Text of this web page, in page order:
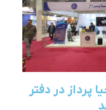
پرداز در دفتر